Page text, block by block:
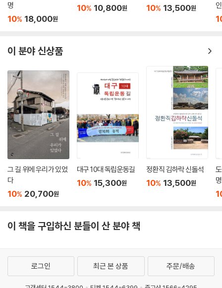
법은 있었으나 국민은 오랫동안 법의 존재조차 인식하지 못했고, 멀리 있
발효될 때에 대중은 법적 절차가 아닌 ‘인지상정(人之常情)’이라는 심법
(心法)에 의거하여 그 시비를 판단했으며 그것이 대중의 정의였다. 한국
영화사에서 법정영화의 주류가 멜로드라마인 점은 이러한 상황과 관련된
다. 멜로드라마는 주정적(主情的) 장르인 데다 한국 멜로드라마는 무엇
보다 공감을 바탕으로 하는 심리적 리얼리티를 중시하며 전개되어왔다. 여
기에 한국영화에서 1980년대까지 주류를 이루었던 가족 멜로드라마의 표
면적 주제인 가부장을 중심으로 한 가족 화합에 대한 찬미와, 법이 규범으
로서 지닌 근본적 보수성이 결합하며 한국 법정영화는 오랫동안 모든 문제
를 가부장적 질서로 수렴하려는 보수적 경향을 유지한다. 그러다 보니 법
정 멜로드라마에서는 가부장적 질서를 위협하는 범죄가 여성에 의해 일어
나는데, 현명하고 인자한 남성 법조인에 의해 법정에서 ‘정상 참작’이라는
법적 관용의 이름으로 그것이 용납되고, 가부장적 질서가 재정립되면서 마
무리된다. 결과적으로 법이라는 가부장이 여성의 가부장 살해 욕망을 무마
하는 셈이다. 여기에서 사회 질서를 위협하는 여성의 사적 도발과 기성 질
멜로드라마의 관습을 형성해왔다.
예외란 일반적인 규칙이나 통례에서 벗어나는 것인 동시에, 그러한 이유로
규칙, 표준, 보편, 주류, 중심 등에서 제외되는 경우를 가리킨다. 여성에게
그런 예외에 놓이는 위험한 순간은 일상일 뿐 아니라 탈선의 안팎은 샴쌍
2부 국가 :
냉전 시대 한국영화에 자주 재현된 국가들을 중심으로 국가의
표상을 들여다본다.
부터 한일관계가 악화되고 있는 상황에서 1990년대 ‘관부재판’을 재현한
2장 미국 : 미국이 선전하고자 했던 미국의 이미지가 잘 드러나는 영화 [불
사조의 언덕](1955)부터 ‘386세대’가 미국과 사회계급을 바라보는 방식
의 맹점을 드러낸 [이태원 살인사건](2009)까지 미국 재현과 인식의 역
사를 살펴본다.
3장 북한 : 한국전쟁 이후 공산주의자 재현의 임계가 되었던 최초의 ‘빨치
산 영화’ [피아골](1955)부터 미국을 남북한의 공적(共敵)으로 설정하
여 북한 재현에서 파격적인 구도를 보여준 [웰컴 투 동막골](2005)까지
적으로서의 북한이 ‘사람 친구’가 되기까지의 과정을 다룬다.
3부 민주주의 :
3·1운동, 광주민주화운동, 6월 민주항쟁으로 이어지는 근
현대 민주화를 향한 역사의 도정에서, 한국영화가 이 사건들을 어떻게 재
본다.
가 된 [택시운전사](2017)까지 ‘1980년 광주’가 재현되어 온 과정을 살펴
본다.
명
10% 18,000원
10% 10,800원 10% 13,500원
인
이 분야 신상품
그 길 위에 우리가 있었
다
10% 20,700원
대구 10대 독립운동길
10% 15,300원
정환직 김하락 신돌석
10% 13,500원
명
이 책을 구입하신 분들이 산 분야 책
로그인 최근 본 상품 주문/배송